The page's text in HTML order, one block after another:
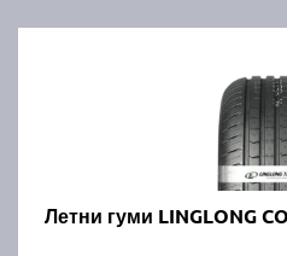
Летни гуми LINGLONG